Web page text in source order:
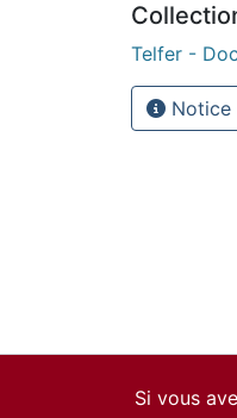
Telfer -
Notice
Si vous